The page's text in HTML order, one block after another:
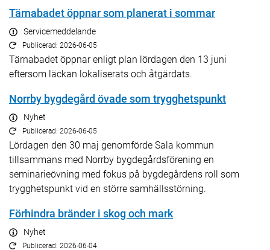
Tärnabadet öppnar som planerat i sommar
Servicemeddelande
Publicerad: 2026-06-05
Tärnabadet öppnar enligt plan lördagen den 13 juni
eftersom läckan lokaliserats och åtgärdats.
Norrby bygdegård övade som trygghetspunkt
Nyhet
Publicerad: 2026-06-05
Lördagen den 30 maj genomförde Sala kommun
tillsammans med Norrby bygdegårdsförening en
seminarieövning med fokus på bygdegårdens roll som
trygghetspunkt vid en större samhällsstörning.
Förhindra bränder i skog och mark
Nyhet
Publicerad: 2026-06-04